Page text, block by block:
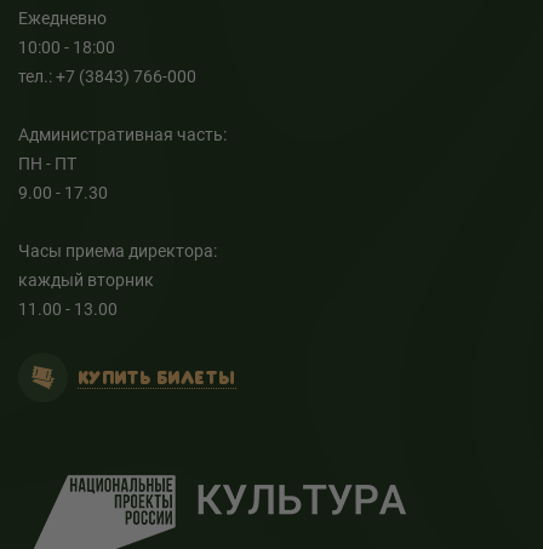
Ежедневно
10:00 - 18:00
тел.: +7 (3843) 766-000
Административная часть:
ПН - ПТ
9.00 - 17.30
Часы приема директора:
каждый вторник
11.00 - 13.00
КУПИТЬ БИЛЕТЫ